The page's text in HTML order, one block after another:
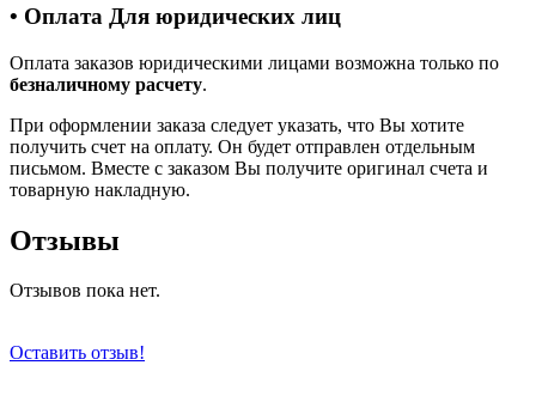
• Оплата Для юридических лиц
Оплата заказов юридическими лицами возможна только по
безналичному расчету.
При оформлении заказа следует указать, что Вы хотите
получить счет на оплату. Он будет отправлен отдельным
письмом. Вместе с заказом Вы получите оригинал счета и
товарную накладную.
Отзывы
Отзывов пока нет.
Оставить отзыв!